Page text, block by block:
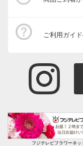
ご利用ガイ
フジテレビフラワーネッ